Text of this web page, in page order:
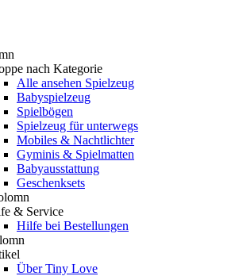
nach Kategorie
Alle ansehen Spielzeug
Babyspielzeug
Spielbögen
Spielzeug für unterwegs
Mobiles & Nachtlichter
Gyminis & Spielmatten
Babyausstattung
Geschenksets
& Service
Hilfe bei Bestellungen
Über Tiny Love